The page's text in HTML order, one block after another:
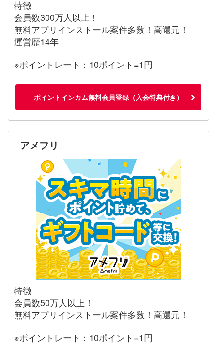
特徴
会員数300万人以上！
無料アプリインストール案件多数！高還元！
運営歴14年
※ポイントレート：10ポイント=1円
ポイントインカム無料会員登録（入会特典付き）
アメフリ
特徴
会員数50万人以上！
無料アプリインストール案件多数！高還元！
※ポイントレート：10ポイント=1円